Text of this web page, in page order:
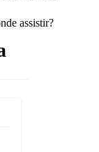
assistir?